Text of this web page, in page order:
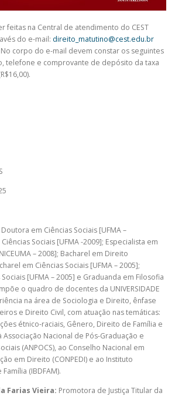
feitas na Central de atendimento do CEST
do e-mail: direito_matutino@cest.edu.br
corpo do e-mail devem constar os seguintes
telefone e comprovante de depósito da taxa
Doutora em Ciências Sociais [UFMA –
Sociais [UFMA -2009]; Especialista em
– 2008]; Bacharel em Direito
em Ciências Sociais [UFMA – 2005];
[UFMA – 2005] e Graduanda em Filosofia
o quadro de docentes da UNIVERSIDADE
na área de Sociologia e Direito, ênfase
e Direito Civil, com atuação nas temáticas:
étnico-raciais, Gênero, Direito de Família e
Associação Nacional de Pós-Graduação e
(ANPOCS), ao Conselho Nacional em
em Direito (CONPEDI) e ao Instituto
(IBDFAM).
Farias Vieira: Promotora de Justiça Titular da